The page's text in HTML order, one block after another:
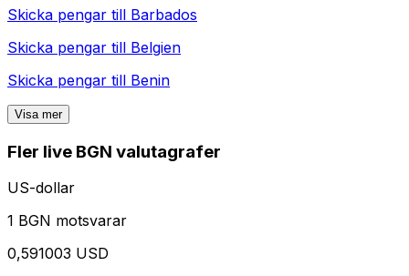
Skicka pengar till Barbados
Skicka pengar till Belgien
Skicka pengar till Benin
Visa mer
Fler live BGN valutagrafer
US-dollar
1 BGN motsvarar
0,591003 USD